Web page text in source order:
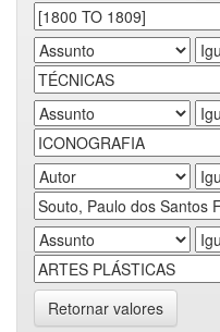
Retornar valores